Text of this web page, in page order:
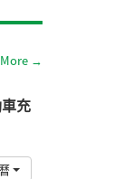
More →
充